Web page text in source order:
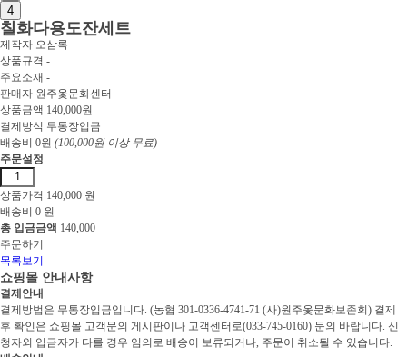
4
칠화다용도잔세트
제작자 오삼록
상품규격 -
주요소재 -
판매자 원주옻문화센터
상품금액 140,000원
결제방식 무통장입금
배송비 0원 (100,000원 이상 무료)
주문설정
상품가격 140,000 원
배송비 0 원
총 입금금액 140,000
주문하기
목록보기
쇼핑몰 안내사항
결제안내
결제방법은 무통장입금입니다. (농협 301-0336-4741-71 (사)원주옻문화보존회) 결제
후 확인은 쇼핑몰 고객문의 게시판이나 고객센터로(033-745-0160) 문의 바랍니다. 신
청자외 입금자가 다를 경우 임의로 배송이 보류되거나, 주문이 취소될 수 있습니다.